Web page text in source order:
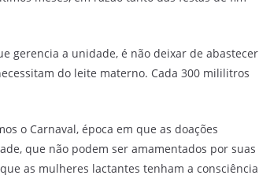
gerencia a unidade, é não deixar de abastecer
do leite materno. Cada 300 mililitros
o Carnaval, época em que as doações
que não podem ser amamentados por suas
as mulheres lactantes tenham a consciência